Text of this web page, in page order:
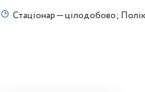
Стаціонар — цілодобово;